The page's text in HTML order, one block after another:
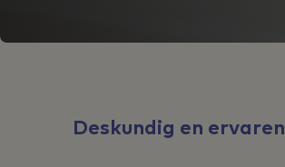
Deskundig en ervaren